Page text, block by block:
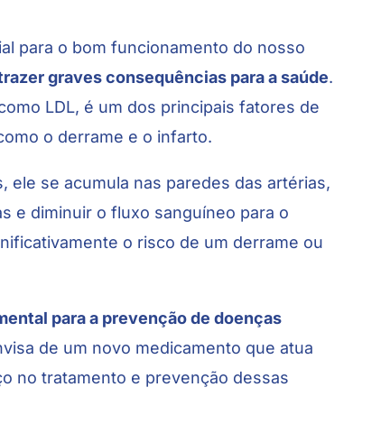
para o bom funcionamento do nosso
graves consequências para a saúde.
LDL, é um dos principais fatores de
o derrame e o infarto.
ele se acumula nas paredes das artérias,
e diminuir o fluxo sanguíneo para o
o risco de um derrame ou
para a prevenção de doenças
de um novo medicamento que atua
no tratamento e prevenção dessas